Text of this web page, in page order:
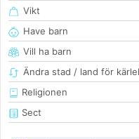
Vikt
Have barn
Vill ha barn
Ändra stad / land för
Religionen
Sect